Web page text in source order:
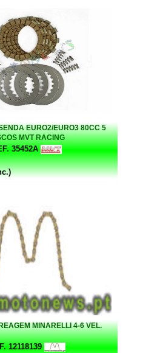
EURO2/EURO3 80CC 5
MVT RACING
35452A
MINARELLI 4-6 VEL.
12118139